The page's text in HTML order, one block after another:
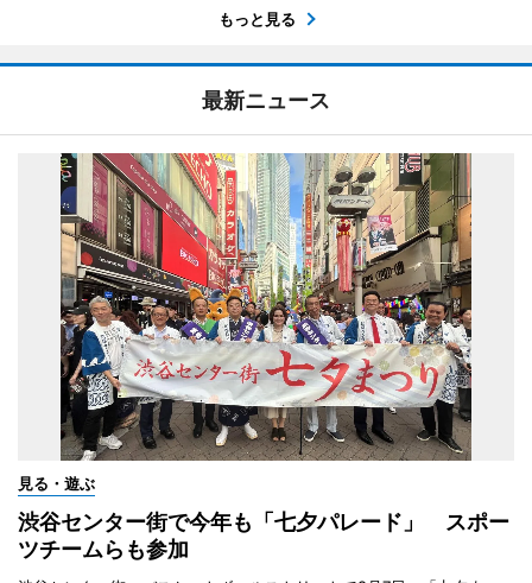
もっと見る
最新ニュース
見る・遊ぶ
渋谷センター街で今年も「七夕パレード」 スポー
ツチームらも参加